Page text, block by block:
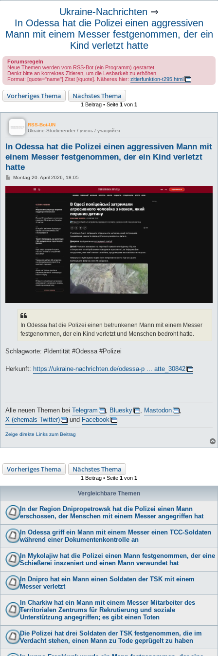
Ukraine-Nachrichten ⇒
In Odessa hat die Polizei einen aggressiven
Mann mit einem Messer festgenommen, der ein
Kind verletzt hatte
Forumsregeln
Neue Themen werden vom RSS-Bot (ein Programm) gestartet.
Denkt bitte an korrektes Zitieren, um die Lesbarkeit zu erhöhen.
Format: [quote="name"] Zitat [/quote]. Näheres hier: zitierfunktion-t295.html
Vorheriges Thema Nächstes Thema
1 Beitrag • Seite 1 von 1
RSS-Bot-UN
Ukraine-Studierender / учень / учащийся
In Odessa hat die Polizei einen aggressiven Mann mit
einem Messer festgenommen, der ein Kind verletzt
hatte
B
t
Montag 20. April 2026, 18:05
In Odessa hat die Polizei einen betrunkenen Mann mit einem Messer
festgenommen, der ein Kind verletzt und Menschen bedroht hatte.
Schlagworte: #Identität #Odessa #Polizei
Herkunft: https://ukraine-nachrichten.de/odessa-p ... atte_30842
Alle neuen Themen bei Telegram , Bluesky , Mastodon
,
X (ehemals Twitter)
und Facebook
Zeige direkte Links zum Beitrag
Vorheriges Thema Nächstes Thema
1 Beitrag • Seite 1 von 1
Vergleichbare Themen
In der Region Dnipropetrowsk hat die Polizei einen Mann
erschossen, der Menschen mit einem Messer angegriffen hat
In Odessa griff ein Mann mit einem Messer einen TCC-Soldaten
während einer Dokumentenkontrolle an
In Mykolajiw hat die Polizei einen Mann festgenommen, der eine
Schießerei inszeniert und einen Mann verwundet hat
In Dnipro hat ein Mann einen Soldaten der TSK mit einem
Messer verletzt
In Charkiw hat ein Mann mit einem Messer Mitarbeiter des
Territorialen Zentrums für Rekrutierung und soziale
Unterstützung angegriffen; es gibt einen Toten
Die Polizei hat drei Soldaten der TSK festgenommen, die im
Verdacht stehen, einen Mann zu Tode geprügelt zu haben